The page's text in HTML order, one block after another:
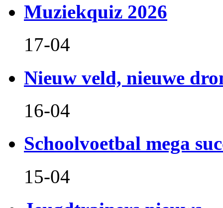
Muziekquiz 2026
17-04
Nieuw veld, nieuwe
16-04
Schoolvoetbal mega
15-04